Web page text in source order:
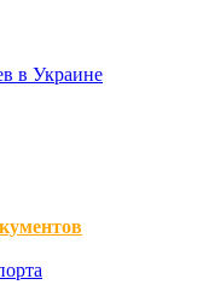
в Украине